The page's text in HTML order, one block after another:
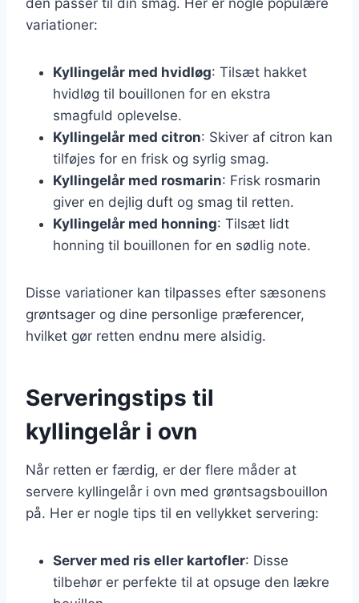
variationer:
Kyllingelår med hvidløg: Tilsæt hakket
hvidløg til bouillonen for en ekstra
smagfuld oplevelse.
Kyllingelår med citron: Skiver af citron kan
tilføjes for en frisk og syrlig smag.
Kyllingelår med rosmarin: Frisk rosmarin
giver en dejlig duft og smag til retten.
Kyllingelår med honning: Tilsæt lidt
honning til bouillonen for en sødlig note.
Disse variationer kan tilpasses efter sæsonens
grøntsager og dine personlige præferencer,
hvilket gør retten endnu mere alsidig.
Serveringstips til
kyllingelår i ovn
Når retten er færdig, er der flere måder at
servere kyllingelår i ovn med grøntsagsbouillon
på. Her er nogle tips til en vellykket servering:
Server med ris eller kartofler: Disse
tilbehør er perfekte til at opsuge den lækre